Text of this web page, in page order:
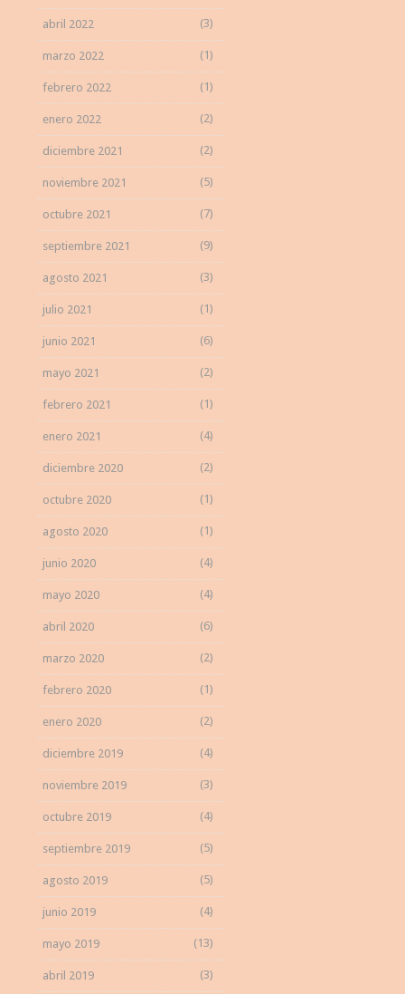
abril 2022 (3)
marzo 2022 (1)
febrero 2022 (1)
enero 2022 (2)
diciembre 2021 (2)
noviembre 2021 (5)
octubre 2021 (7)
septiembre 2021 (9)
agosto 2021 (3)
julio 2021 (1)
junio 2021 (6)
mayo 2021 (2)
febrero 2021 (1)
enero 2021 (4)
diciembre 2020 (2)
octubre 2020 (1)
agosto 2020 (1)
junio 2020 (4)
mayo 2020 (4)
abril 2020 (6)
marzo 2020 (2)
febrero 2020 (1)
enero 2020 (2)
diciembre 2019 (4)
noviembre 2019 (3)
octubre 2019 (4)
septiembre 2019 (5)
agosto 2019 (5)
junio 2019 (4)
mayo 2019 (13)
abril 2019 (3)